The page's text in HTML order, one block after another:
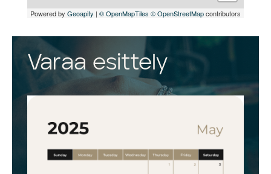
Powered by Geoapify | © OpenMapTiles © OpenStreetMapcontributors
Varaa esittely